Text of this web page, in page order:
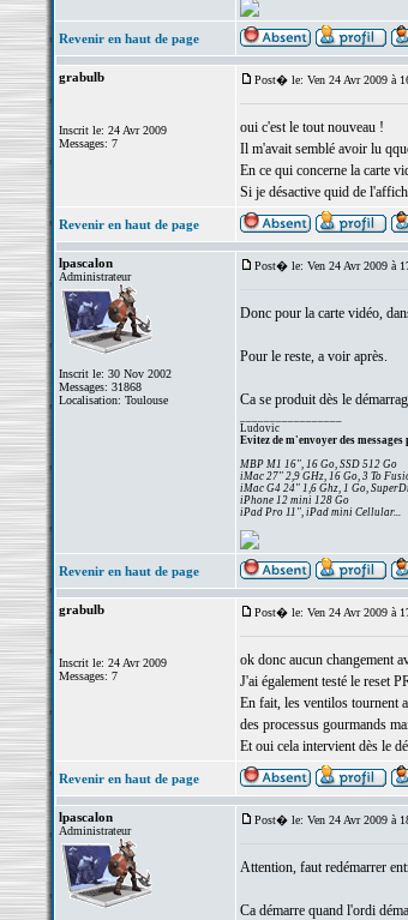
Revenir en haut de page
grabulb
Inscrit le: 24 Avr 2009
Messages: 7
Post� le: Ven 24 Avr 2009 à
oui c'est le tout nouveau !
Il m'avait semblé avoir lu
En ce qui concerne la carte
Si je désactive quid de
Revenir en haut de page
lpascalon
Administrateur
Inscrit le: 30 Nov 2002
Messages: 31868
Localisation: Toulouse
Post� le: Ven 24 Avr 2009 à
Donc pour la carte vidéo,
Pour le reste, a voir après.
Ca se produit dès le
Ludovic
Evitez de m'envoyer des
MBP M1 16", 16 Go, SSD 512 Go
iMac 27" 2,9 GHz, 16 Go, 3 To
iMac G4 24" 1,6 Ghz, 1 Go,
iPhone 12 mini 128 Go
iPad Pro 11", iPad mini Cellular...
Revenir en haut de page
grabulb
Inscrit le: 24 Avr 2009
Messages: 7
Post� le: Ven 24 Avr 2009 à
ok donc aucun changement
J'ai également testé le reset
En fait, les ventilos tournent
des processus gourmands
Et oui cela intervient dès le
Revenir en haut de page
lpascalon
Administrateur
Post� le: Ven 24 Avr 2009 à
Attention, faut redémarrer
Ca démarre quand l'ordi